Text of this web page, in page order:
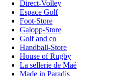
Direct-Volley
Espace Golf
Foot-Store
Galopp-Store
Golf and co
Handball-Store
House of Rugby
La sellerie de Maé
Made in Paradis